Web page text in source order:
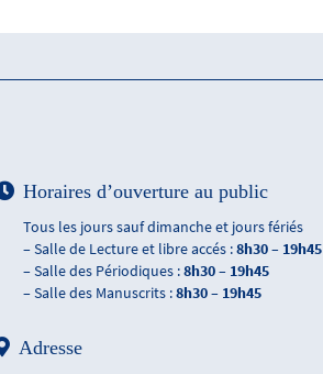
Horaires d’ouverture au public
Tous les jours sauf dimanche et jours fériés
– Salle de Lecture et libre accés :8h30 – 19h45
– Salle des Périodiques :8h30 – 19h45
– Salle des Manuscrits :8h30 – 19h45
Adresse